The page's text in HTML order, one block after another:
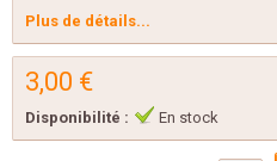
Plus de détails...
3,00 €
Disponibilité : En stock